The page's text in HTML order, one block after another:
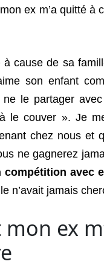
ex m’a quitté
cause de sa
son enfant
le partager
le couver ». Je
chez nous et
ne gagnerez
compétition avec
n’avait jamais
ex